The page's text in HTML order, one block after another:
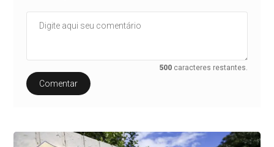
500 caracteres restantes.
Comentar